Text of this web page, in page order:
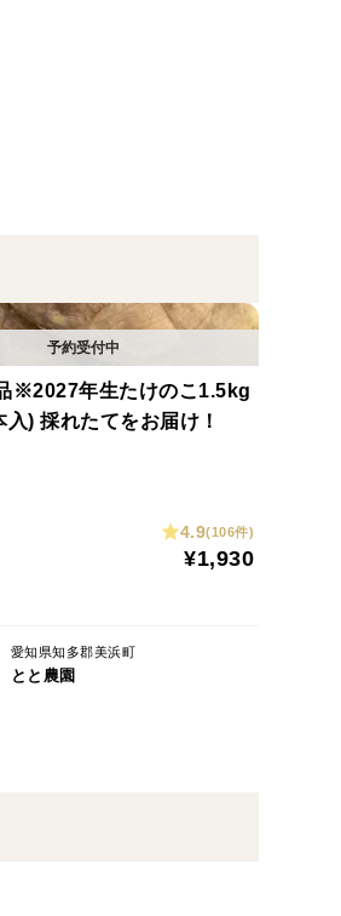
です。
※2027年生たけのこ1.5kg
) 採れたてをお届け！
4.9(106件)
¥1,930
愛知県知多郡美浜町
とと農園